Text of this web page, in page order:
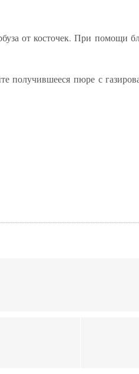
от косточек. При помощи
получившееся пюре с